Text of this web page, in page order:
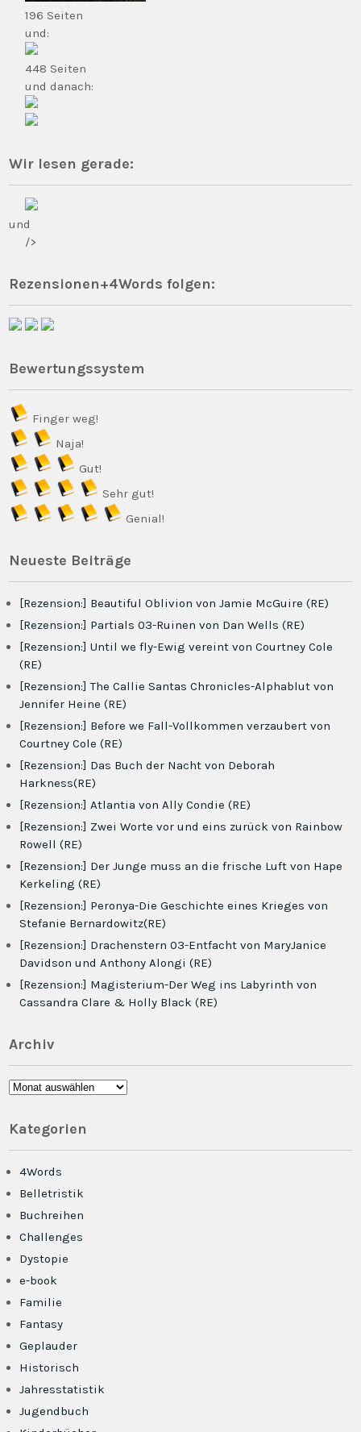
196 Seiten
und:
448 Seiten
und danach:
Wir lesen gerade:
und
/>
Rezensionen+4Words folgen:
Bewertungssystem
Finger weg!
Naja!
Gut!
Sehr gut!
Genial!
Neueste Beiträge
[Rezension:] Beautiful Oblivion von Jamie McGuire (RE)
[Rezension:] Partials 03-Ruinen von Dan Wells (RE)
[Rezension:] Until we fly-Ewig vereint von Courtney Cole
(RE)
[Rezension:] The Callie Santas Chronicles-Alphablut von
Jennifer Heine (RE)
[Rezension:] Before we Fall-Vollkommen verzaubert von
Courtney Cole (RE)
[Rezension:] Das Buch der Nacht von Deborah
Harkness(RE)
[Rezension:] Atlantia von Ally Condie (RE)
[Rezension:] Zwei Worte vor und eins zurück von Rainbow
Rowell (RE)
[Rezension:] Der Junge muss an die frische Luft von Hape
Kerkeling (RE)
[Rezension:] Peronya-Die Geschichte eines Krieges von
Stefanie Bernardowitz(RE)
[Rezension:] Drachenstern 03-Entfacht von MaryJanice
Davidson und Anthony Alongi (RE)
[Rezension:] Magisterium-Der Weg ins Labyrinth von
Cassandra Clare & Holly Black (RE)
Archiv
Archiv
Kategorien
4Words
Belletristik
Buchreihen
Challenges
Dystopie
e-book
Familie
Fantasy
Geplauder
Historisch
Jahresstatistik
Jugendbuch